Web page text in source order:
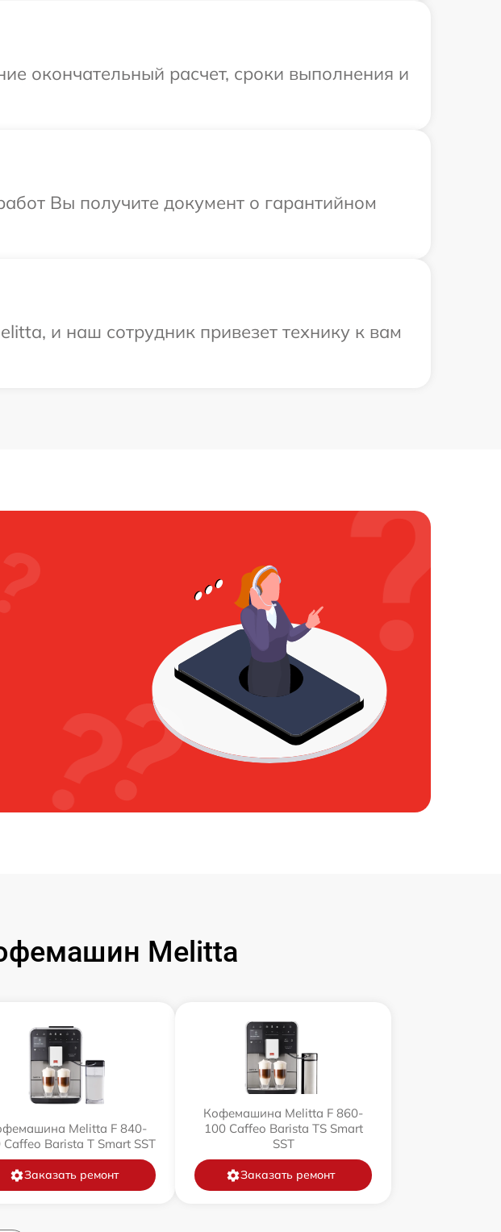
окончательный расчет, сроки выполнения и
Вы получите документ о гарантийном
и наш сотрудник привезет технику к вам
Melitta
Melitta F 840-
Caffeo Barista T Smart SST
Заказать ремонт
Кофемашина Melitta F 860-
100 Caffeo Barista TS Smart
SST
Заказать ремонт